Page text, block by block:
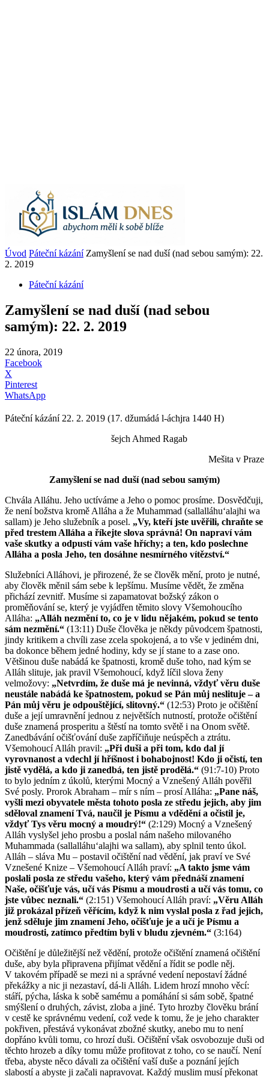
Úvod Páteční kázání Zamyšlení se nad duší (nad sebou samým): 22.
2. 2019
Páteční kázání
Zamyšlení se nad duší (nad sebou
samým): 22. 2. 2019
22 února, 2019
Facebook
X
Pinterest
WhatsApp
Páteční kázání 22. 2. 2019 (17. džumádá l-áchjra 1440 H)
šejch Ahmed Ragab
Mešita v Praze
Zamyšlení se nad duší (nad sebou samým)
Chvála Alláhu. Jeho uctíváme a Jeho o pomoc prosíme. Dosvědčuji,
že není božstva kromě Alláha a že Muhammad (sallalláhuʻalajhi wa
sallam) je Jeho služebník a posel. „Vy, kteří jste uvěřili, chraňte se
před trestem Alláha a říkejte slova správná! On napraví vám
vaše skutky a odpustí vám vaše hříchy; a ten, kdo poslechne
Alláha a posla Jeho, ten dosáhne nesmírného vítězství.“
Služebníci Alláhovi, je přirozené, že se člověk mění, proto je nutné,
aby člověk měnil sám sebe k lepšímu. Musíme vědět, že změna
přichází zevnitř. Musíme si zapamatovat božský zákon o
proměňování se, který je vyjádřen těmito slovy Všemohoucího
Alláha: „Alláh nezmění to, co je v lidu nějakém, pokud se tento
sám nezmění.“ (13:11) Duše člověka je někdy původcem špatnosti,
jindy kritikem a chvíli zase zcela spokojená, a to vše v jediném dni,
ba dokonce během jedné hodiny, kdy se jí stane to a zase ono.
Většinou duše nabádá ke špatnosti, kromě duše toho, nad kým se
Alláh slituje, jak pravil Všemohoucí, když líčil slova ženy
velmožovy: „Netvrdím, že duše má je nevinná, vždyť věru duše
neustále nabádá ke špatnostem, pokud se Pán můj neslituje – a
Pán můj věru je odpouštějící, slitovný.“ (12:53) Proto je očištění
duše a její umravnění jednou z největších nutností, protože očištění
duše znamená prosperitu a štěstí na tomto světě i na Onom světě.
Zanedbávání očišťování duše zapříčiňuje neúspěch a ztrátu.
Všemohoucí Alláh pravil: „Při duši a při tom, kdo dal jí
vyrovnanost a vdechl jí hříšnost i bohabojnost! Kdo ji očistí, ten
jistě vydělá, a kdo ji zanedbá, ten jistě prodělá.“ (91:7-10) Proto
to bylo jedním z úkolů, kterými Mocný a Vznešený Alláh pověřil
Své posly. Prorok Abraham – mír s ním – prosí Alláha: „Pane náš,
vyšli mezi obyvatele města tohoto posla ze středu jejich, aby jim
sděloval znamení Tvá, naučil je Písmu a vdědění a očistil je,
vždyť Tys věru mocný a moudrý!“ (2:129) Mocný a Vznešený
Alláh vyslyšel jeho prosbu a poslal nám našeho milovaného
Muhammada (sallalláhuʻalajhi wa sallam), aby splnil tento úkol.
Alláh – sláva Mu – postavil očištění nad vědění, jak praví ve Své
Vznešené Knize – Všemohoucí Alláh praví: „A takto jsme vám
poslali posla ze středu vašeho, který vám přednáší znamení
Naše, očišťuje vás, učí vás Písmu a moudrosti a učí vás tomu, co
jste vůbec neznali.“ (2:151) Všemohoucí Alláh praví: „Věru Alláh
již prokázal přízeň věřícím, když k nim vyslal posla z řad jejich,
jenž sděluje jim znamení Jeho, očišťuje je a učí je Písmu a
moudrosti, zatímco předtím byli v bludu zjevném.“ (3:164)
Očištění je důležitější než vědění, protože očištění znamená očištění
duše, aby byla připravena přijímat vědění a řídit se podle něj.
V takovém případě se mezi ni a správné vedení nepostaví žádné
překážky a nic ji nezastaví, dá-li Alláh. Lidem hrozí mnoho věcí:
stáří, pýcha, láska k sobě samému a pomáhání si sám sobě, špatné
smýšlení o druhých, závist, zloba a jiné. Tyto hrozby člověku brání
v cestě ke správnému vedení, což vede k tomu, že je jeho charakter
pokřiven, přestává vykonávat zbožné skutky, anebo mu to není
dopřáno kvůli tomu, co hrozí duši. Očištění však osvobozuje duši od
těchto hrozeb a díky tomu může profitovat z toho, co se naučí. Není
třeba, abyste něco dávali za očištění vaší duše a poznání jejích
slabostí a abyste ji začali napravovat. Každý muslim musí překonat